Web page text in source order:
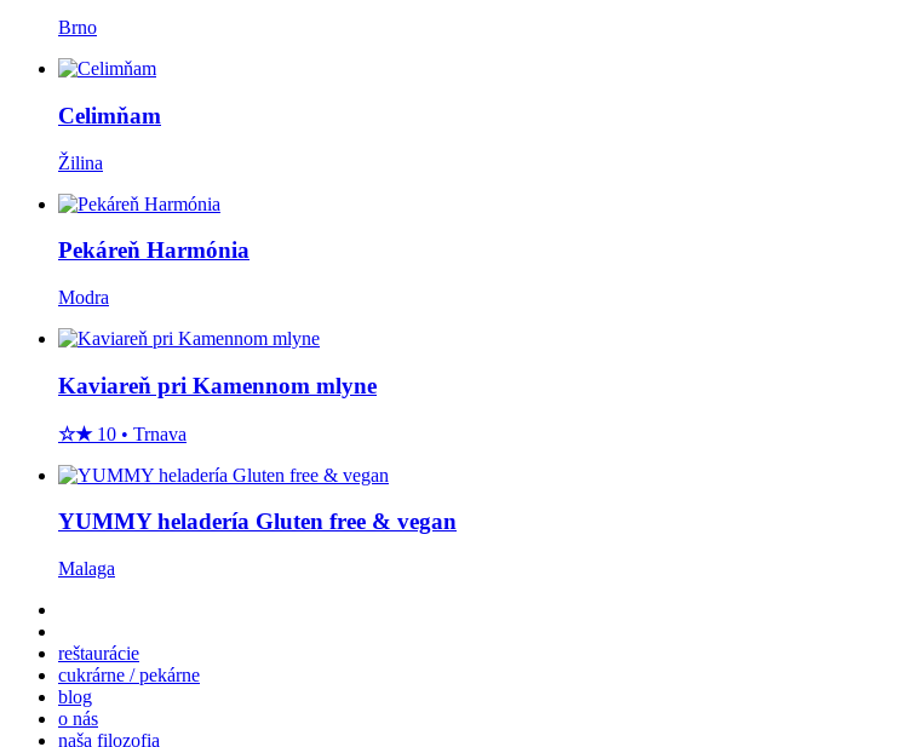
Brno
Celimňam
Žilina
Pekáreň Harmónia
Modra
Kaviareň pri Kamennom mlyne
☆★10 • Trnava
YUMMY heladería Gluten free & vegan
Malaga
reštaurácie
cukrárne / pekárne
blog
o nás
naša filozofia